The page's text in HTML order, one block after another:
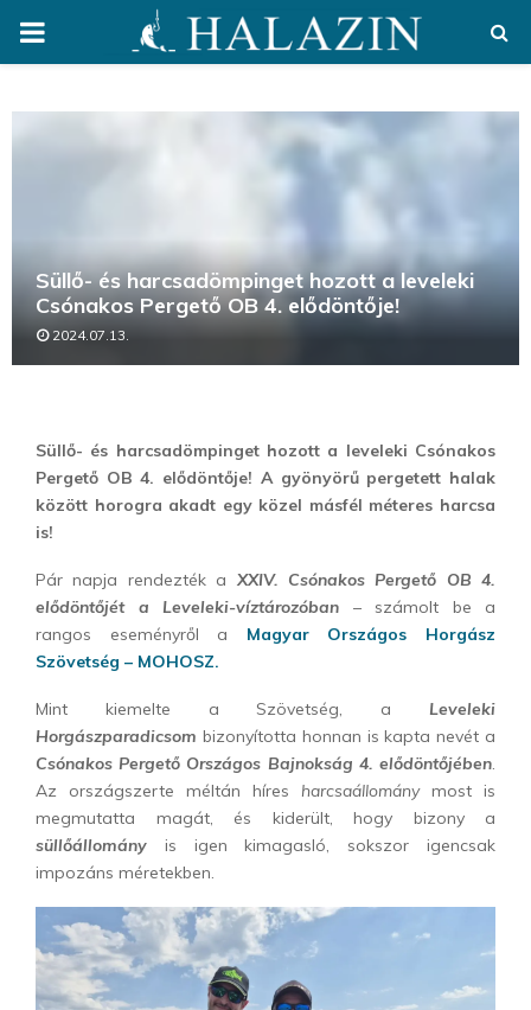
PRIMARY
Süllő- és harcsadömpinget hozott a leveleki
Csónakos Pergető OB 4. elődöntője!
2024.07.13.
Süllő- és harcsadömpinget hozott a leveleki Csónakos
Pergető OB 4. elődöntője! A gyönyörű pergetett halak
között horogra akadt egy közel másfél méteres harcsa
is!
Pár napja rendezték a XXIV. Csónakos Pergető OB 4.
elődöntőjét a Leveleki-víztározóban
– számolt be a
rangos eseményről a Magyar Országos Horgász
Szövetség – MOHOSZ.
Mint kiemelte a Szövetség, a Leveleki
Horgászparadicsom bizonyította honnan is kapta nevét a
Csónakos Pergető Országos Bajnokság 4. elődöntőjében.
Az országszerte méltán híres harcsaállománymost is
megmutatta magát, és kiderült, hogy bizony a
süllőállomány
is igen kimagasló, sokszor igencsak
impozáns méretekben.